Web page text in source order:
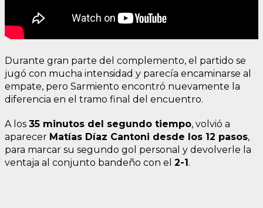
Durante gran parte del complemento, el partido se
jugó con mucha intensidad y parecía encaminarse al
empate, pero Sarmiento encontró nuevamente la
diferencia en el tramo final del encuentro.
A los 35 minutos del segundo tiempo, volvió a
aparecer Matías Díaz Cantoni desde los 12 pasos,
para marcar su segundo gol personal y devolverle la
ventaja al conjunto bandeño con el 2-1.